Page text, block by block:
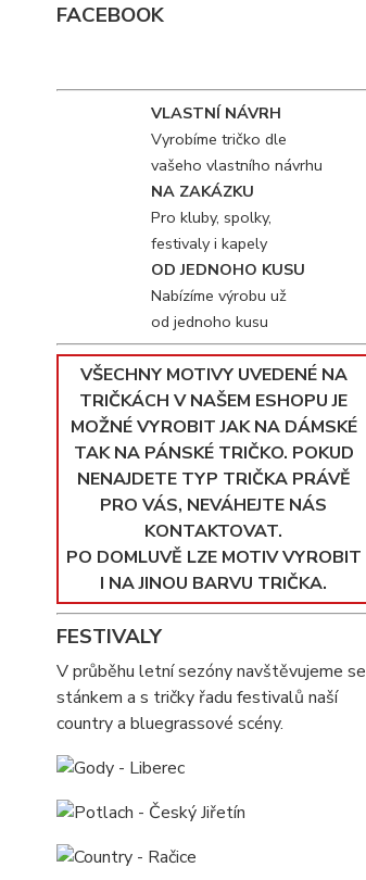
FACEBOOK
VLASTNÍ NÁVRH
Vyrobíme tričko dle
vašeho vlastního návrhu
NA ZAKÁZKU
Pro kluby, spolky,
festivaly i kapely
OD JEDNOHO KUSU
Nabízíme výrobu už
od jednoho kusu
VŠECHNY MOTIVY UVEDENÉ NA
TRIČKÁCH V NAŠEM ESHOPU JE
MOŽNÉ VYROBIT JAK NA DÁMSKÉ
TAK NA PÁNSKÉ TRIČKO. POKUD
NENAJDETE TYP TRIČKA PRÁVĚ
PRO VÁS, NEVÁHEJTE NÁS
KONTAKTOVAT.
PO DOMLUVĚ LZE MOTIV VYROBIT
I NA JINOU BARVU TRIČKA.
FESTIVALY
V průběhu letní sezóny navštěvujeme se
stánkem a s tričky řadu festivalů naší
country a bluegrassové scény.